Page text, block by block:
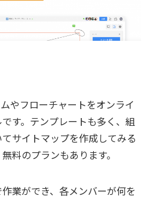
やフローチャートをオンライ
す。テンプレートも多く、組
サイトマップを作成してみる
料のプランもあります。
業ができ、各メンバーが何を